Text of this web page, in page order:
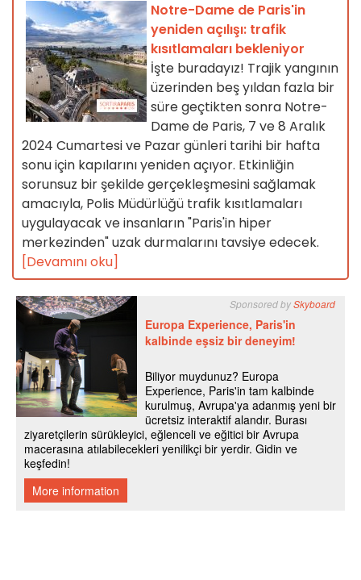
Notre-Dame de Paris'in
yeniden açılışı: trafik
kısıtlamaları bekleniyor
İşte buradayız! Trajik yangının
üzerinden beş yıldan fazla bir
süre geçtikten sonra Notre-
Dame de Paris, 7 ve 8 Aralık
2024 Cumartesi ve Pazar günleri tarihi bir hafta
sonu için kapılarını yeniden açıyor. Etkinliğin
sorunsuz bir şekilde gerçekleşmesini sağlamak
amacıyla, Polis Müdürlüğü trafik kısıtlamaları
uygulayacak ve insanların "Paris'in hiper
merkezinden" uzak durmalarını tavsiye edecek.
[Devamını oku]